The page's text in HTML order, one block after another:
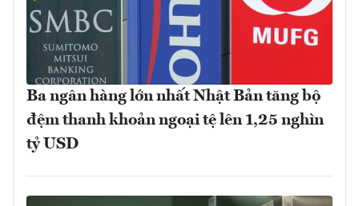
Ba ngân hàng lớn nhất Nhật Bản tăng bộ
đệm thanh khoản ngoại tệ lên 1,25 nghìn
tỷ USD